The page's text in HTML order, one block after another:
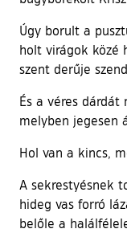
Úgy borult a
holt virágok közé
szent derűje
És a véres dárdát
melyben jegesen
Hol van a kincs,
A sekrestyésnek
hideg vas forró
belőle a